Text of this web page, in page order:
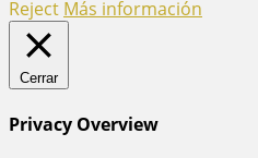
Reject Más información
Cerrar
Privacy Overview